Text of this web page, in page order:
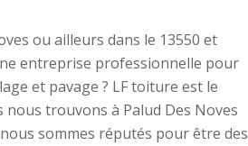
ou ailleurs dans le 13550 et
entreprise professionnelle pour
et pavage ? LF toiture est le
nous trouvons à Palud Des Noves
sommes réputés pour être des